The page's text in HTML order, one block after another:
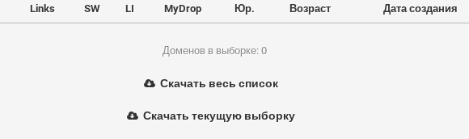
Links SW LI MyDrop Юр. Возраст Дата создания
Доменов в выборке: 0
Скачать весь список
Скачать текущую выборку